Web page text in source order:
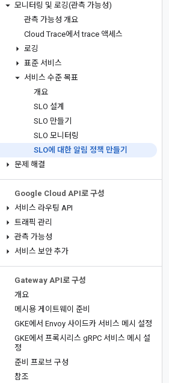
모니터링 및 로깅(관측 가능성)
관측 가능성 개요
Cloud Trace에서 trace 액세스
로깅
표준 서비스
서비스 수준 목표
개요
SLO 설계
SLO 만들기
SLO 모니터링
SLO에 대한 알림 정책 만들기
문제 해결
Google Cloud API로 구성
서비스 라우팅 API
트래픽 관리
관측 가능성
서비스 보안 추가
Gateway API로 구성
개요
메시용 게이트웨이 준비
GKE에서 Envoy 사이드카 서비스 메시 설정
GKE에서 프록시리스 gRPC 서비스 메시 설
정
준비 프로브 구성
참조